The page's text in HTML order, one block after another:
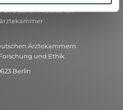
deutschen Ärzteschaft
Ärztekammern
und Ethik
Berlin